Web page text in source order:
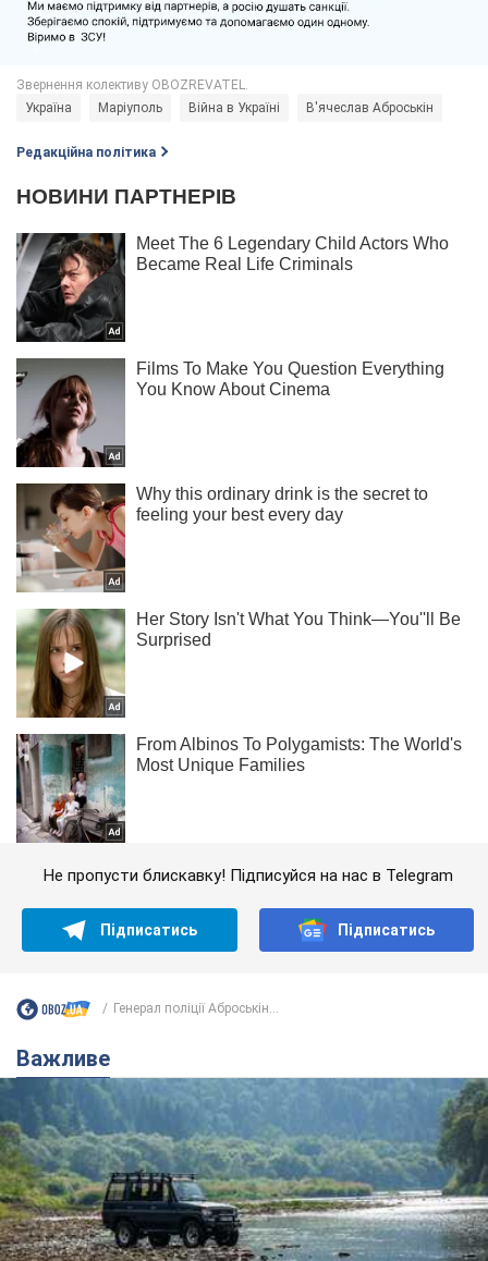
Україна Маріуполь Війна в Україні В'ячеслав Аброськін
Редакційна політика
Не пропусти блискавку! Підписуйся на нас в Telegram
Підписатись Підписатись
Генерал поліції Аброськін...
Важливе